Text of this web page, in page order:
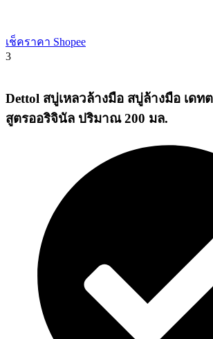
เช็คราคา Shopee
3
Dettol สบู่เหลวล้างมือ สบู่ล้างมือ เดท
สูตรออริจินัล ปริมาณ 200 มล.